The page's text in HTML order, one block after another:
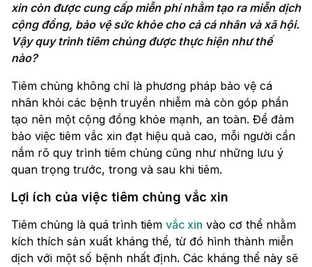
xin còn được cung cấp miễn phí nhằm tạo ra miễn dịch
cộng đồng, bảo vệ sức khỏe cho cả cá nhân và xã hội.
Vậy quy trình tiêm chủng được thực hiện như thế
nào?
Tiêm chủng không chỉ là phương pháp bảo vệ cá
nhân khỏi các bệnh truyền nhiễm mà còn góp phần
tạo nên một cộng đồng khỏe mạnh, an toàn. Để đảm
bảo việc tiêm vắc xin đạt hiệu quả cao, mỗi người cần
nắm rõ quy trình tiêm chủng cũng như những lưu ý
quan trọng trước, trong và sau khi tiêm.
Lợi ích của việc tiêm chủng vắc xin
Tiêm chủng là quá trình tiêm vắc xin vào cơ thể nhằm
kích thích sản xuất kháng thể, từ đó hình thành miễn
dịch với một số bệnh nhất định. Các kháng thể này sẽ